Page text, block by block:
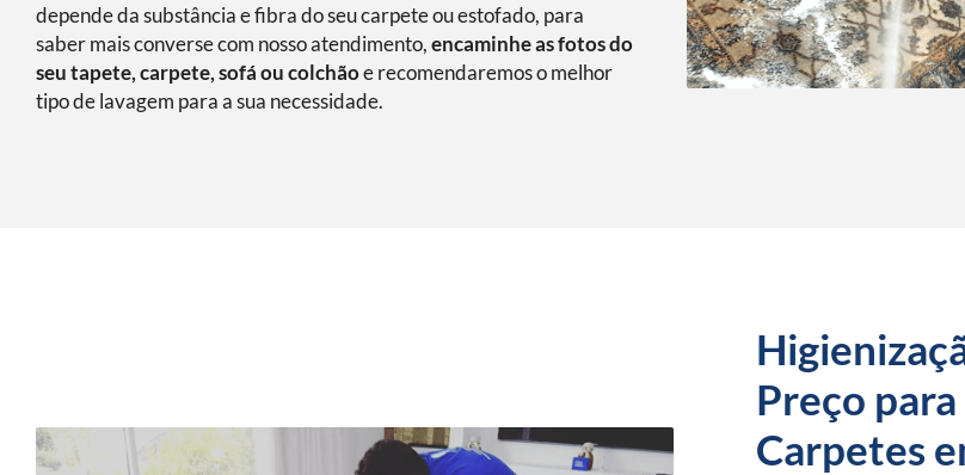
depende da substância e fibra do seu carpete ou estofado, para
saber mais converse com nosso atendimento, encaminhe as fotos do
seu tapete, carpete, sofá ou colchãoe recomendaremos o melhor
tipo de lavagem para a sua necessidade.
Preço
Carpetes